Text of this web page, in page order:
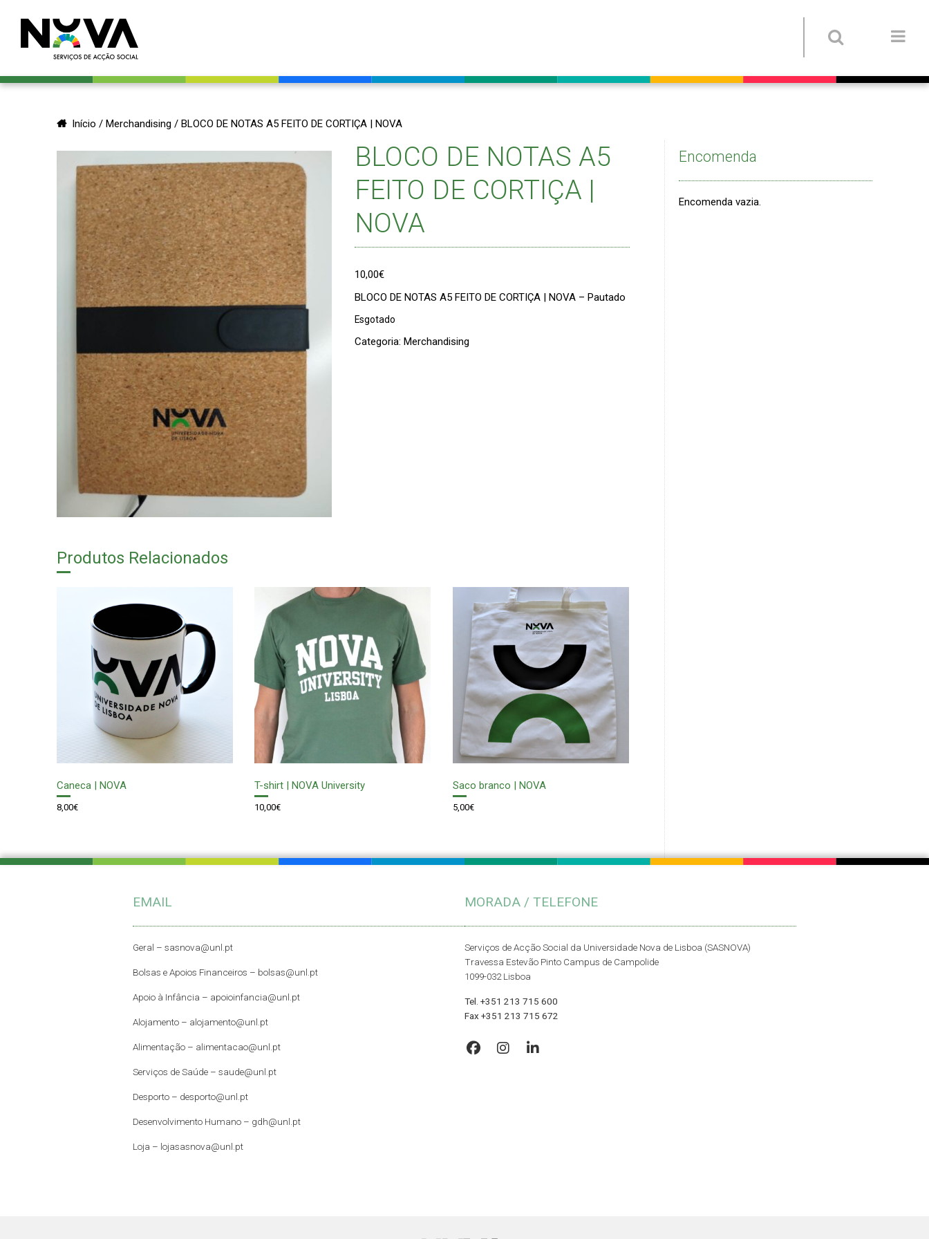
Início /Merchandising / BLOCO DE NOTAS A5 FEITO DE CORTIÇA | NOVA
BLOCO DE NOTAS A5
FEITO DE CORTIÇA |
NOVA
10,00€
BLOCO DE NOTAS A5 FEITO DE CORTIÇA | NOVA – Pautado
Esgotado
Categoria: Merchandising
Produtos Relacionados
Caneca | NOVA
8,00€
T-shirt | NOVA University
10,00€
Saco branco | NOVA
5,00€
Encomenda
Encomenda vazia.
EMAIL
Geral – sasnova@unl.pt
Bolsas e Apoios Financeiros – bolsas@unl.pt
Apoio à Infância – apoioinfancia@unl.pt
Alojamento – alojamento@unl.pt
Alimentação – alimentacao@unl.pt
Serviços de Saúde – saude@unl.pt
Desporto – desporto@unl.pt
Desenvolvimento Humano – gdh@unl.pt
Loja – lojasasnova@unl.pt
MORADA / TELEFONE
Serviços de Acção Social da Universidade Nova de Lisboa (SASNOVA)
Travessa Estevão Pinto Campus de Campolide
1099-032 Lisboa
Tel. +351 213 715 600
Fax +351 213 715 672